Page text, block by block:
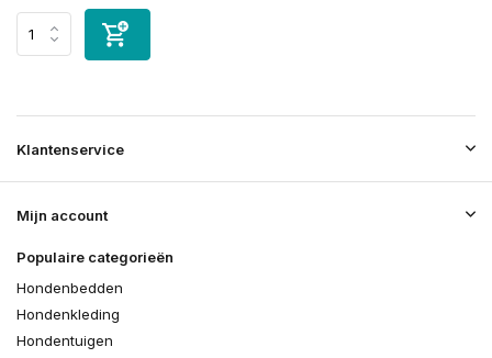
Klantenservice
Mijn account
Populaire categorieën
Hondenbedden
Hondenkleding
Hondentuigen